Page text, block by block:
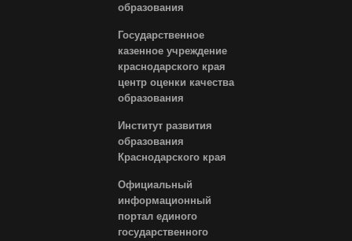
образования
Государственное
казенное учреждение
краснодарского края
центр оценки качества
образования
Институт развития
образования
Краснодарского края
Официальный
информационный
портал единого
государственного